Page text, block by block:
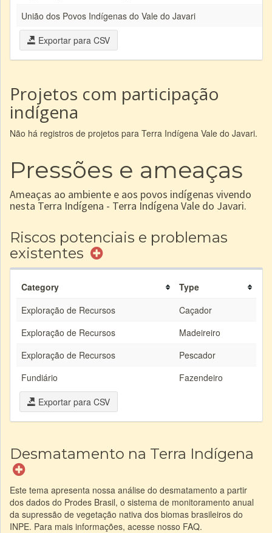
União dos Povos Indígenas do Vale do Javari
Exportar para CSV
Projetos com participação
indígena
Não há registros de projetos para Terra Indígena Vale do Javari.
Pressões e ameaças
Ameaças ao ambiente e aos povos indígenas vivendo
nesta Terra Indígena - Terra Indígena Vale do Javari.
Riscos potenciais e problemas
existentes
Category
Type
Exploração de Recursos
Caçador
Exploração de Recursos
Madeireiro
Exploração de Recursos
Pescador
Fundiário
Fazendeiro
Exportar para CSV
Desmatamento na Terra Indígena
Este tema apresenta nossa análise do desmatamento a partir
dos dados do Prodes Brasil, o sistema de monitoramento anual
da supressão de vegetação nativa dos biomas brasileiros do
INPE. Para mais informações, acesse nosso FAQ.